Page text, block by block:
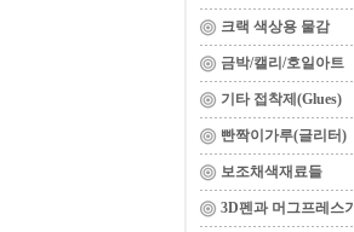
크랙 색상용 물감
금박/캘리/호일아트
기타 접착제(Glues)
빤짝이가루(글리터)
보조채색재료들
3D펜과 머그프레스기